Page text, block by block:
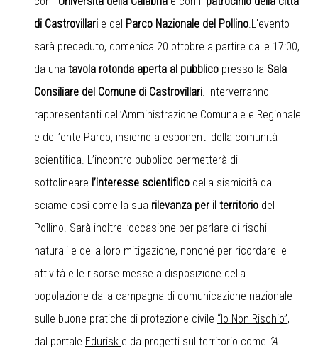
di Castrovillari e del Parco Nazionale del Pollino.L'evento
sarà preceduto, domenica 20 ottobre a partire dalle 17:00,
da una tavola rotonda aperta al pubblico presso la Sala
Consiliare del Comune di Castrovillari. Interverranno
rappresentanti dell’Amministrazione Comunale e Regionale
e dell’ente Parco, insieme a esponenti della comunità
scientifica. L’incontro pubblico permetterà di
sottolineare l’interesse scientifico della sismicità da
sciame così come la sua rilevanza per il territorio del
Pollino. Sarà inoltre l’occasione per parlare di rischi
naturali e della loro mitigazione, nonché per ricordare le
attività e le risorse messe a disposizione della
popolazione dalla campagna di comunicazione nazionale
sulle buone pratiche di protezione civile “Io Non Rischio”,
dal portale Edurisk e da progetti sul territorio come “A